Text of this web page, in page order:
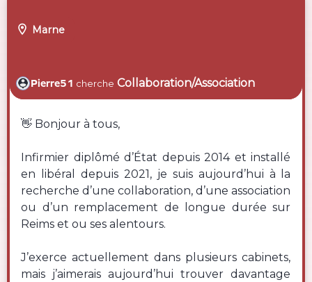
 Marne
Pierre51 cherche Collaboration/Association
👋 Bonjour à tous,
Infirmier diplômé d’État depuis 2014 et installé
en libéral depuis 2021, je suis aujourd’hui à la
recherche d’une collaboration, d’une association
ou d’un remplacement de longue durée sur
Reims et ou ses alentours.
J’exerce actuellement dans plusieurs cabinets,
mais j’aimerais aujourd’hui trouver davantage